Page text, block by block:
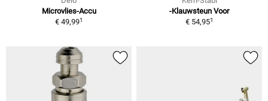
Microvlies-Accu
€ 49,991
-Klauwsteun Voor
€ 54,951